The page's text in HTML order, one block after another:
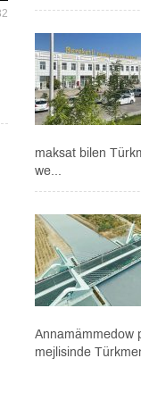
maksat bilen
we...
Annamämmedow
mejlisinde